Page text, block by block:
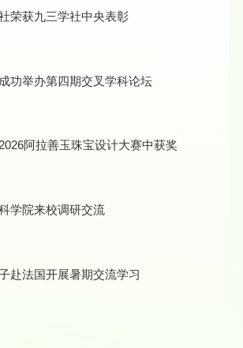
荣获九三学社中央表彰
功举办第四期交叉学科论坛
阿拉善玉珠宝设计大赛中获奖
学院来校调研交流
赴法国开展暑期交流学习